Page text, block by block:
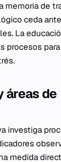
memoria de
ceda
La
procesos
áreas de
investiga
medida